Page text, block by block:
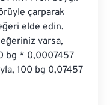
çarparak
elde edin.
varsa,
bg * 0,0007457
100 bg 0,07457